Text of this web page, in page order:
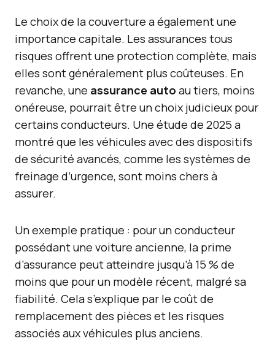
Le choix de la couverture a également une
importance capitale. Les assurances tous
risques offrent une protection complète, mais
elles sont généralement plus coûteuses. En
revanche, une assurance auto au tiers, moins
onéreuse, pourrait être un choix judicieux pour
certains conducteurs. Une étude de 2025 a
montré que les véhicules avec des dispositifs
de sécurité avancés, comme les systèmes de
freinage d’urgence, sont moins chers à
assurer.
Un exemple pratique : pour un conducteur
possédant une voiture ancienne, la prime
d’assurance peut atteindre jusqu’à 15 % de
moins que pour un modèle récent, malgré sa
fiabilité. Cela s’explique par le coût de
remplacement des pièces et les risques
associés aux véhicules plus anciens.